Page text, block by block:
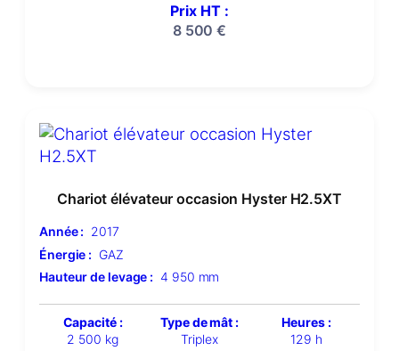
Prix HT :
8 500€
Chariot élévateur occasion Hyster H2.5XT
Année : 2017
Énergie : GAZ
Hauteur de levage : 4 950 mm
Capacité :
2 500 kg
Type de mât :
Triplex
Heures :
129 h